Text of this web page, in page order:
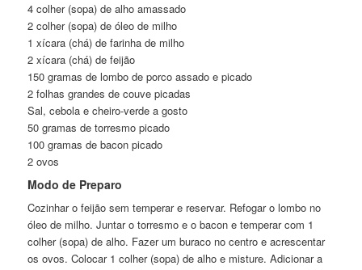
4 colher (sopa) de alho amassado
2 colher (sopa) de óleo de milho
1 xícara (chá) de farinha de milho
2 xícara (chá) de feijão
150 gramas de lombo de porco assado e picado
2 folhas grandes de couve picadas
Sal, cebola e cheiro-verde a gosto
50 gramas de torresmo picado
100 gramas de bacon picado
2 ovos
Modo de Preparo
Cozinhar o feijão sem temperar e reservar. Refogar o lombo no
óleo de milho. Juntar o torresmo e o bacon e temperar com 1
colher (sopa) de alho. Fazer um buraco no centro e acrescentar
os ovos. Colocar 1 colher (sopa) de alho e misture. Adicionar a